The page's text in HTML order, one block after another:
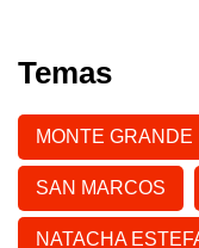
Temas
MONTE GRANDE
SAN MARCOS
NATACHA